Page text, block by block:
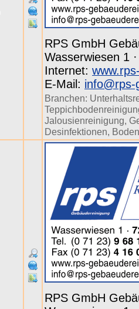
RPS GmbH
Wasserwiesen 1
Internet:
E-Mail: info@rps-
Branchen:
Jalousienreinigung,
Desinfektionen,
RPS GmbH